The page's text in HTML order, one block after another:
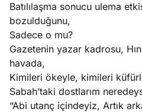
Batılılaşma sonucu ulema
bozulduğunu,
Sadece o mu?
Gazetenin yazar kadrosu,
havada,
Kimileri ökeyle, kimileri
Sabah’taki dostlarım
“Abi utanç içindeyiz, Artık